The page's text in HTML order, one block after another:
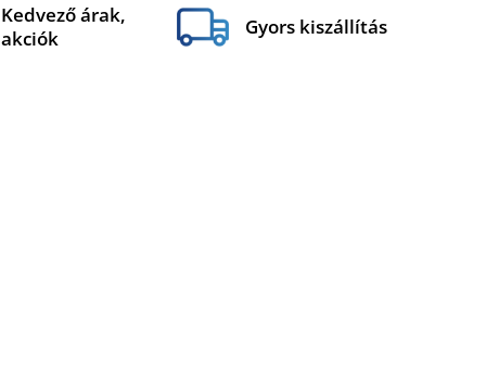
Kedvező árak,
akciók
Gyors kiszállítás